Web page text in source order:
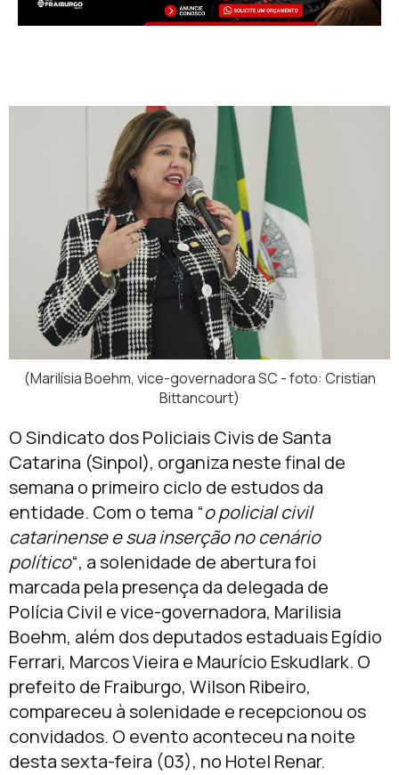
(Marilísia Boehm, vice-governadora SC - foto: Cristian
Bittancourt)
O Sindicato dos Policiais Civis de Santa
Catarina (Sinpol), organiza neste final de
semana o primeiro ciclo de estudos da
entidade. Com o tema “o policial civil
catarinense e sua inserção no cenário
político“, a solenidade de abertura foi
marcada pela presença da delegada de
Polícia Civil e vice-governadora, Marilisia
Boehm, além dos deputados estaduais Egídio
Ferrari, Marcos Vieira e Maurício Eskudlark. O
prefeito de Fraiburgo, Wilson Ribeiro,
compareceu à solenidade e recepcionou os
convidados. O evento aconteceu na noite
desta sexta-feira (03), no Hotel Renar.